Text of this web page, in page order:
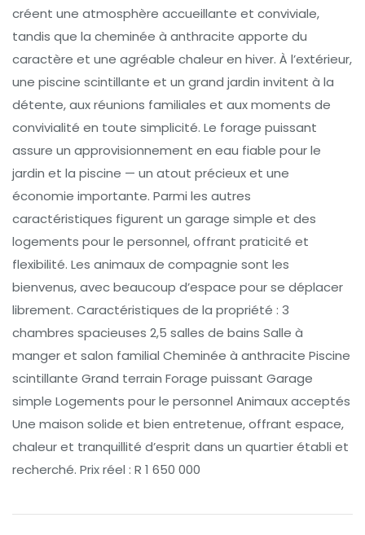
créent une atmosphère accueillante et conviviale,
tandis que la cheminée à anthracite apporte du
caractère et une agréable chaleur en hiver. À l’extérieur,
une piscine scintillante et un grand jardin invitent à la
détente, aux réunions familiales et aux moments de
convivialité en toute simplicité. Le forage puissant
assure un approvisionnement en eau fiable pour le
jardin et la piscine — un atout précieux et une
économie importante. Parmi les autres
caractéristiques figurent un garage simple et des
logements pour le personnel, offrant praticité et
flexibilité. Les animaux de compagnie sont les
bienvenus, avec beaucoup d’espace pour se déplacer
librement. Caractéristiques de la propriété : 3
chambres spacieuses 2,5 salles de bains Salle à
manger et salon familial Cheminée à anthracite Piscine
scintillante Grand terrain Forage puissant Garage
simple Logements pour le personnel Animaux acceptés
Une maison solide et bien entretenue, offrant espace,
chaleur et tranquillité d’esprit dans un quartier établi et
recherché. Prix réel : R 1 650 000